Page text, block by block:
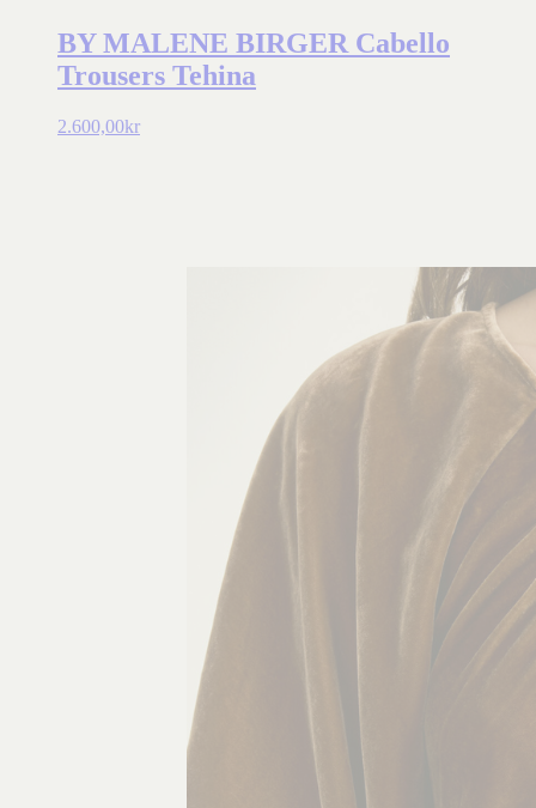
BY MALENE BIRGER Cabello
Trousers Tehina
2.600,00kr